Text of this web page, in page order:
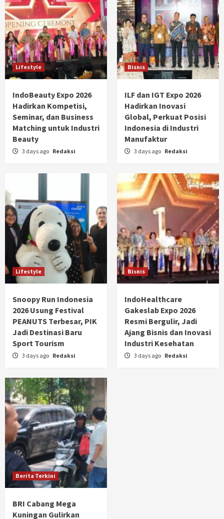
Lifestyle
IndoBeauty Expo 2026
Hadirkan Kompetisi,
Seminar, dan Business
Matching untuk Industri
Beauty
3 days ago Redaksi
Bisnis
ILF dan IGT Expo 2026
Hadirkan Inovasi
Global, Perkuat Posisi
Indonesia di Industri
Manufaktur
3 days ago Redaksi
Lifestyle
Snoopy Run Indonesia
2026 Usung Festival
PEANUTS Terbesar, PIK
Jadi Destinasi Baru
Sport Tourism
3 days ago Redaksi
Bisnis
IndoHealthcare
Gakeslab Expo 2026
Resmi Bergulir, Jadi
Ajang Bisnis dan Inovasi
Industri Kesehatan
3 days ago Redaksi
Berita Terkini
BRI Cabang Mega
Kuningan Gulirkan